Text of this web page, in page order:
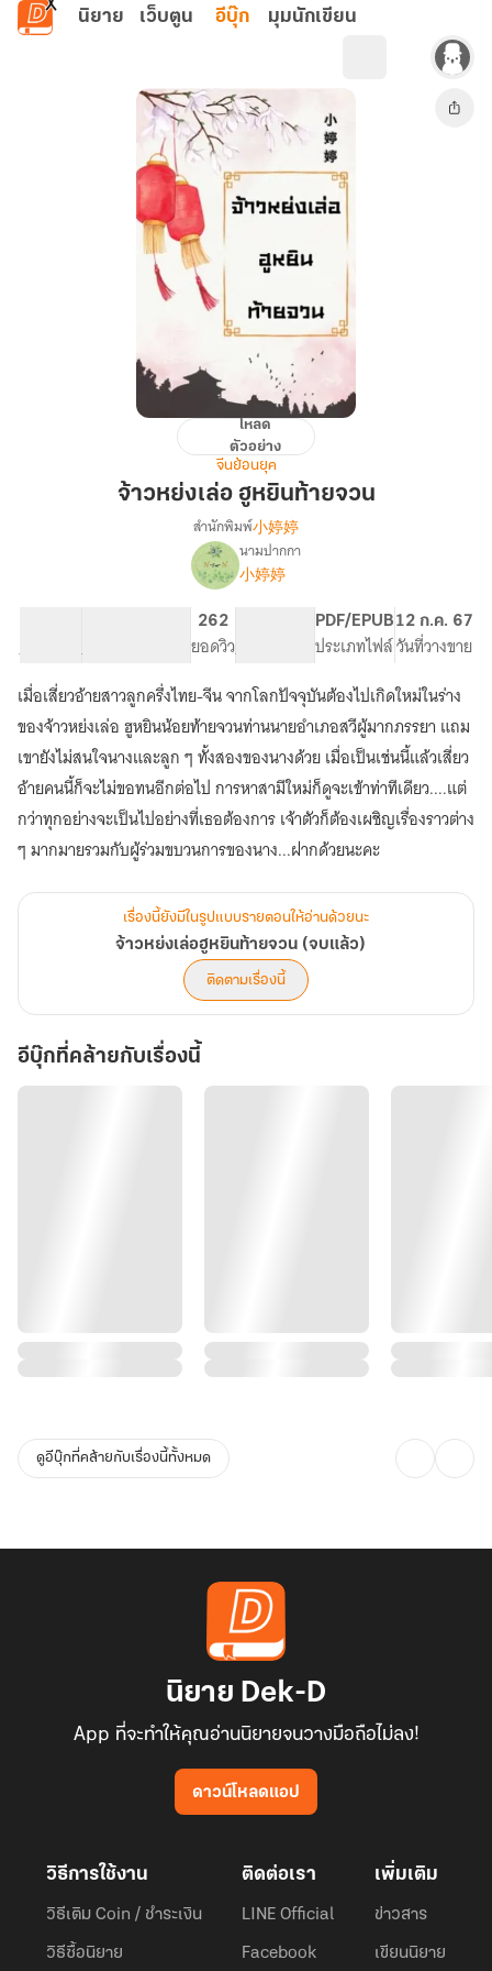
ข้ามไปยังเนื้อหาหลัก
นิยาย เว็บตูน อีบุ๊ก มุมนักเขียน
เล่อ
โหลด
ตัวอย่าง
จีนย้อนยุค
จ้าวหย่งเล่อ ฮูหยินท้ายจวน
เรื่อง
จ้าว
ท้าย
จวน
(จบ
แล้ว)
สำนักพิมพ์小婷婷
นามปากกา
小婷婷
จำนวนคำ จำนวนหน้า (A5)
262
ยอดวิวระดับเนื้อหา
PDF/EPUB
ประเภทไฟล์
12 ก.ค. 67
วันที่วางขาย
เมื่อเสี่ยวอ้ายสาวลูกครึ่งไทย-จีน จากโลกปัจจุบันต้องไปเกิดใหม่ในร่าง
ของจ้าวหย่งเล่อ ฮูหยินน้อยท้ายจวนท่านนายอำเภอสวีผู้มากภรรยา แถม
เขายังไม่สนใจนางและลูก ๆ ทั้งสองของนางด้วย เมื่อเป็นเช่นนี้แล้วเสี่ยว
อ้ายคนนี้ก็จะไม่ขอทนอีกต่อไป การหาสามีใหม่ก็ดูจะเข้าท่าทีเดียว....แต่
กว่าทุกอย่างจะเป็นไปอย่างที่เธอต้องการ เจ้าตัวก็ต้องเผชิญเรื่องราวต่าง
ๆ มากมายรวมกับผู้ร่วมขบวนการของนาง...ฝากด้วยนะคะ
เรื่องนี้ยังมีในรูปแบบรายตอนให้อ่านด้วยนะ
จ้าวหย่งเล่อฮูหยินท้ายจวน (จบแล้ว)
ติดตามเรื่องนี้
อีบุ๊กที่คล้ายกับเรื่องนี้
ดูอีบุ๊กที่คล้ายกับเรื่องนี้ทั้งหมด
นิยาย Dek-D
App ที่จะทำให้คุณอ่านนิยายจนวางมือถือไม่ลง!
ดาวน์โหลดแอป
วิธีการใช้งาน
วิธีเติม Coin / ชำระเงิน
วิธีซื้อนิยาย
ติดต่อเรา
LINE Official
Facebook
เพิ่มเติม
ข่าวสาร
เขียนนิยาย